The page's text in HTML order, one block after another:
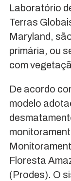
Laboratório
Terras
Maryland,
primária, ou
com
De acordo
modelo
Floresta
(Prodes). O